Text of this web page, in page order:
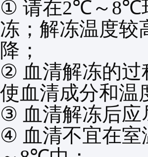
① 请在2℃ ～ 8℃
冻；解冻温度较
降；
② 血清解冻的
使血清成分和温
③ 血清解冻后
④ 血清不宜在